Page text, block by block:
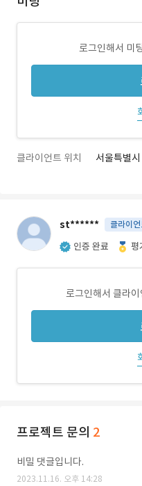
로그인해서 미
클라이언트 위치 서울특별
st****** 클라이
인증 완료 평
로그인해서 클라
프로젝트 문의 2
비밀 댓글입니다.
2023.11.16. 오후 14:28